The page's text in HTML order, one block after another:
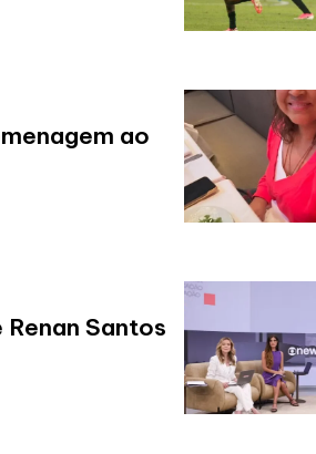
ao
Santos